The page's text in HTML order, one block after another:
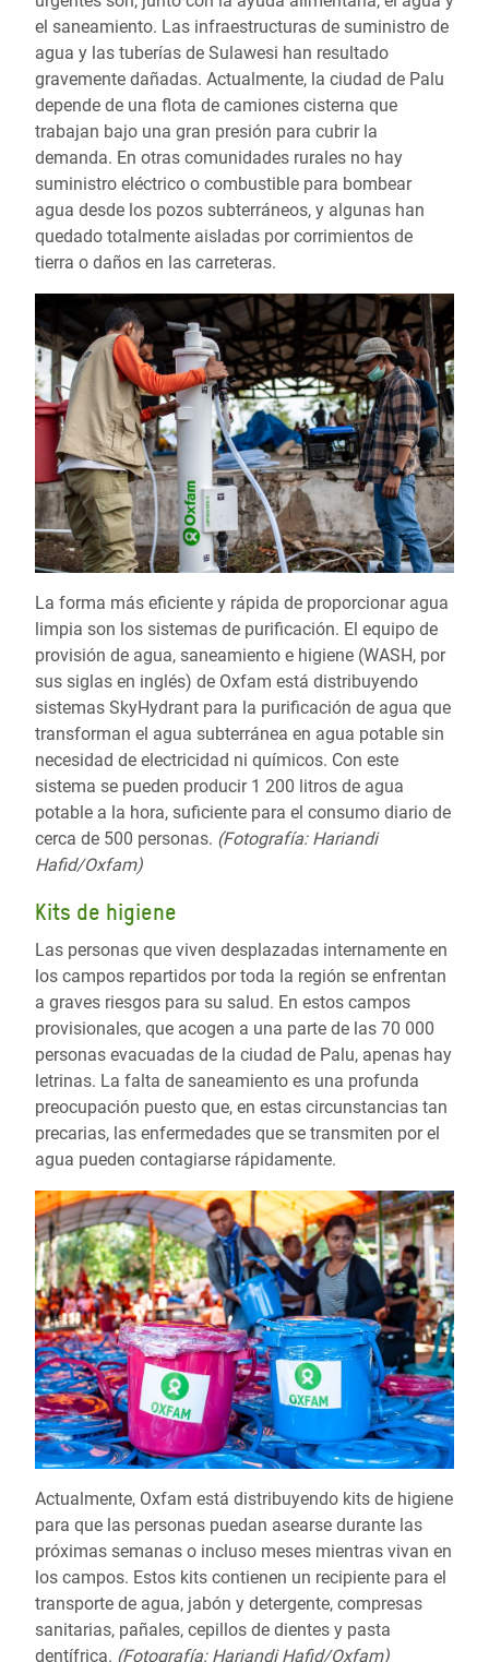
el saneamiento. Las infraestructuras de suministro de
agua y las tuberías de Sulawesi han resultado
gravemente dañadas. Actualmente, la ciudad de Palu
depende de una flota de camiones cisterna que
trabajan bajo una gran presión para cubrir la
demanda. En otras comunidades rurales no hay
suministro eléctrico o combustible para bombear
agua desde los pozos subterráneos, y algunas han
quedado totalmente aisladas por corrimientos de
tierra o daños en las carreteras.
La forma más eficiente y rápida de proporcionar agua
limpia son los sistemas de purificación. El equipo de
provisión de agua, saneamiento e higiene (WASH, por
sus siglas en inglés) de Oxfam está distribuyendo
sistemas SkyHydrant para la purificación de agua que
transforman el agua subterránea en agua potable sin
necesidad de electricidad ni químicos. Con este
sistema se pueden producir 1 200 litros de agua
potable a la hora, suficiente para el consumo diario de
cerca de 500 personas. (Fotografía: Hariandi
Hafid/Oxfam)
Kits de higiene
Las personas que viven desplazadas internamente en
los campos repartidos por toda la región se enfrentan
a graves riesgos para su salud. En estos campos
provisionales, que acogen a una parte de las 70 000
personas evacuadas de la ciudad de Palu, apenas hay
letrinas. La falta de saneamiento es una profunda
preocupación puesto que, en estas circunstancias tan
precarias, las enfermedades que se transmiten por el
agua pueden contagiarse rápidamente.
Actualmente, Oxfam está distribuyendo kits de higiene
para que las personas puedan asearse durante las
próximas semanas o incluso meses mientras vivan en
los campos. Estos kits contienen un recipiente para el
transporte de agua, jabón y detergente, compresas
sanitarias, pañales, cepillos de dientes y pasta
dentífrica. (Fotografía: Hariandi Hafid/Oxfam)